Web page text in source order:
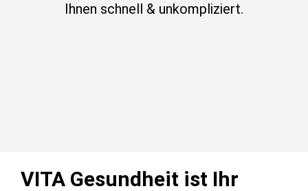
Ihnen schnell & unkompliziert.
VITA Gesundheit ist Ihr